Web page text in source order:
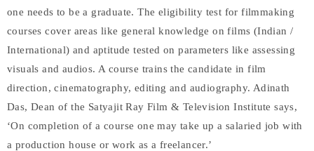
one needs to be a graduate. The eligibility test for filmmaking
courses cover areas like general knowledge on films (Indian /
International) and aptitude tested on parameters like assessing
visuals and audios. A course trains the candidate in film
direction, cinematography, editing and audiography. Adinath
Das, Dean of the Satyajit Ray Film & Television Institute says,
‘On completion of a course one may take up a salaried job with
a production house or work as a freelancer.’